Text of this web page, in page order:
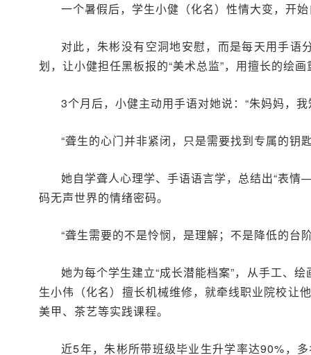
一个暑假后，学生小健（化名）性情大变，开
对此，朱彬没有空洞地安慰，而是每天用手语
划，让小健担任黑板报的“美术总监”，用擅长的绘
3个月后，小健主动用手语对她说：“朱妈妈，
“聋生的心门并非紧闭，只是需要找到专属的钥
她自学聋人心理学、手语语言学，总结出“表情
码无声世界的情绪密码。
“聋生需要的不是怜悯，是理解；不是降低的台
她为每个学生建立“成长潜能档案”，从手工、
生小伟（化名）擅长机械维修，就牵线职业院校让
美甲、茶艺等实践课程。
近5年，朱彬所带班级毕业生升学率达90%，